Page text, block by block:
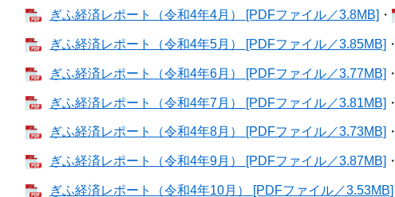
ぎふ経済レポート（令和4年4月） [PDFファイル／3.8MB] ・
ぎふ経済レポート（令和4年5月） [PDFファイル／3.85MB] ・
ぎふ経済レポート（令和4年6月） [PDFファイル／3.77MB] ・
ぎふ経済レポート（令和4年7月） [PDFファイル／3.81MB] ・
ぎふ経済レポート（令和4年8月） [PDFファイル／3.73MB] ・
ぎふ経済レポート（令和4年9月） [PDFファイル／3.87MB] ・
ぎふ経済レポート（令和4年10月） [PDFファイル／3.53MB]